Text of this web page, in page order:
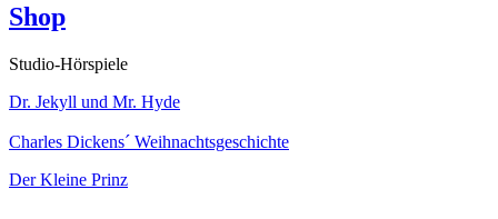
Shop
Studio-Hörspiele
Dr. Jekyll und Mr. Hyde
Charles Dickens´ Weihnachtsgeschichte
Der Kleine Prinz